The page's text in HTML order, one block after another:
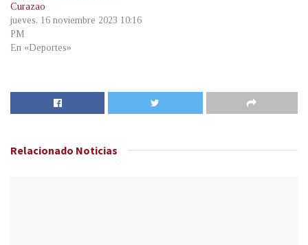
Curazao
jueves, 16 noviembre 2023 10:16
PM
En «Deportes»
Relacionado Noticias